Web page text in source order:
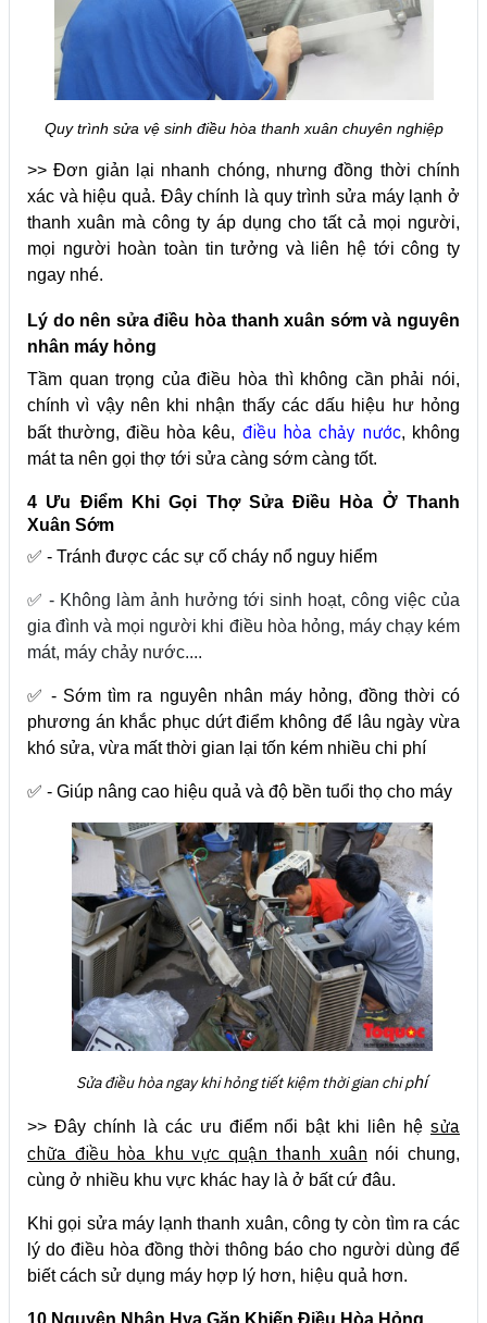
Quy trình sửa vệ sinh điều hòa thanh xuân chuyên nghiệp
>> Đơn giản lại nhanh chóng, nhưng đồng thời chính
xác và hiệu quả. Đây chính là quy trình sửa máy lạnh ở
thanh xuân mà công ty áp dụng cho tất cả mọi người,
mọi người hoàn toàn tin tưởng và liên hệ tới công ty
ngay nhé.
Lý do nên sửa điều hòa thanh xuân sớm và nguyên
nhân máy hỏng
Tầm quan trọng của điều hòa thì không cần phải nói,
chính vì vậy nên khi nhận thấy các dấu hiệu hư hỏng
bất thường, điều hòa kêu, điều hòa chảy nước, không
mát ta nên gọi thợ tới sửa càng sớm càng tốt.
4 Ưu Điểm Khi Gọi Thợ Sửa Điều Hòa Ở Thanh
Xuân Sớm
✅ - Tránh được các sự cố cháy nổ nguy hiểm
✅ - Không làm ảnh hưởng tới sinh hoạt, công việc của
gia đình và mọi người khi điều hòa hỏng, máy chạy kém
mát, máy chảy nước....
✅ - Sớm tìm ra nguyên nhân máy hỏng, đồng thời có
phương án khắc phục dứt điểm không để lâu ngày vừa
khó sửa, vừa mất thời gian lại tốn kém nhiều chi phí
✅ - Giúp nâng cao hiệu quả và độ bền tuổi thọ cho máy
Sửa điều hòa ngay khi hỏng tiết kiệm thời gian chi phí
>> Đây chính là các ưu điểm nổi bật khi liên hệ sửa
chữa điều hòa khu vực quận thanh xuânnói chung,
cùng ở nhiều khu vực khác hay là ở bất cứ đâu.
Khi gọi sửa máy lạnh thanh xuân, công ty còn tìm ra các
lý do điều hòa đồng thời thông báo cho người dùng để
biết cách sử dụng máy hợp lý hơn, hiệu quả hơn.